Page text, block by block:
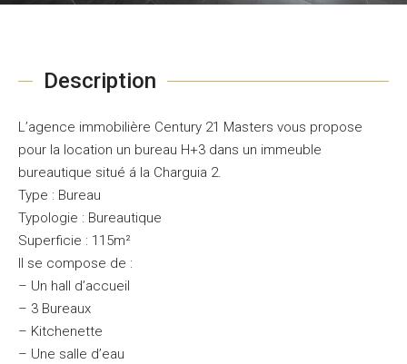
Description
L’agence immobilière Century 21 Masters vous propose
pour la location un bureau H+3 dans un immeuble
bureautique situé á la Charguia 2.
Type : Bureau
Typologie : Bureautique
Superficie : 115m²
Il se compose de :
– Un hall d’accueil
– 3 Bureaux
– Kitchenette
– Une salle d’eau